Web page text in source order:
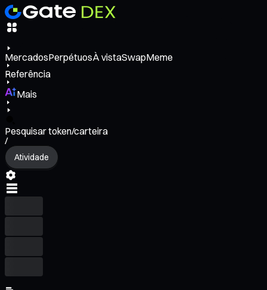
MercadosPerpétuosÀ vistaSwapMeme
Referência
Mais
Pesquisar token/carteira
/
Atividade